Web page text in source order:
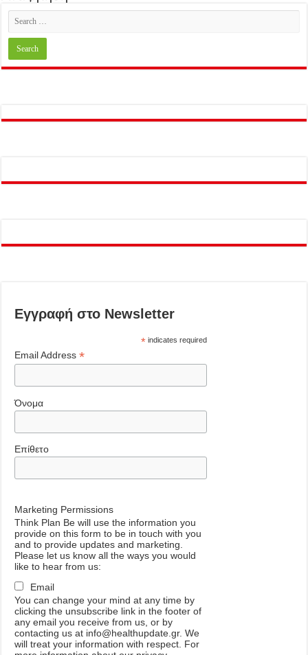
Εγγραφή στο Newsletter
*indicates required
Email Address*
Όνομα
Επίθετο
Marketing Permissions
Think Plan Be will use the information you
provide on this form to be in touch with you
and to provide updates and marketing.
Please let us know all the ways you would
like to hear from us:
Email
You can change your mind at any time by
clicking the unsubscribe link in the footer of
any email you receive from us, or by
contacting us at info@healthupdate.gr. We
will treat your information with respect. For